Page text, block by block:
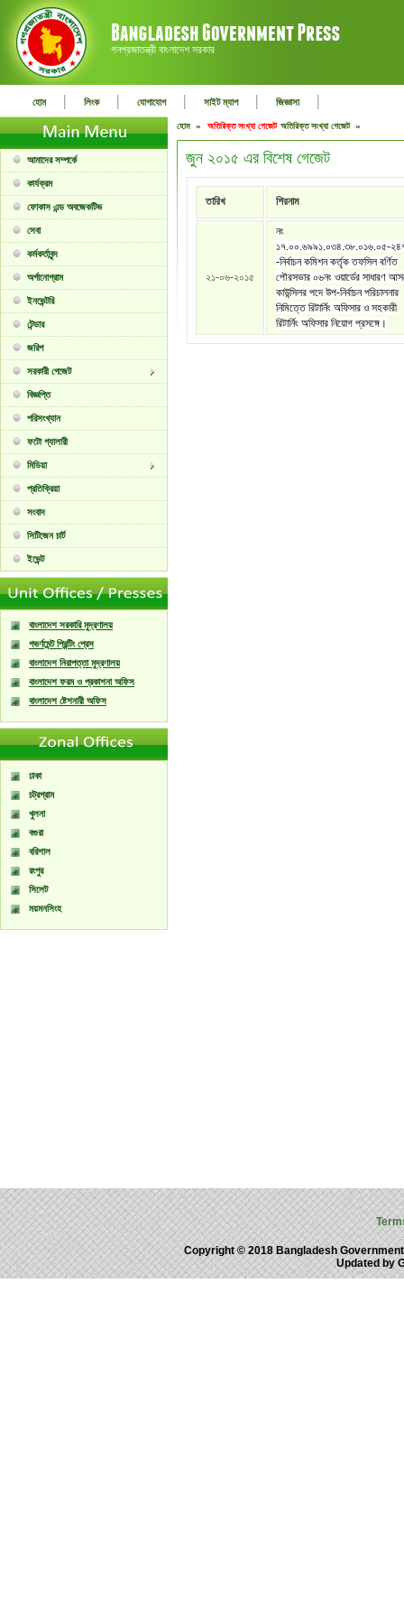
গনপ্রজাতন্ত্রী বাংলাদেশ সরকার
হোম | লিংক | যোগাযোগ | সাইট ম্যাপ | জিজ্ঞাসা |
আমাদের সম্পর্কে
কার্যক্রম
ফোকাস এন্ড অবজেকটিভ
সেবা
কর্মকর্তাবৃন্দ
অর্গানোগ্রাম
ইনভেন্টরি
টেন্ডার
জরিপ
সরকারী গেজেট
বিজ্ঞপ্তি
পরিসংখ্যান
ফটো গ্যালারী
মিডিয়া
প্রতিক্রিয়া
সংবাদ
সিটিজেন চার্ট
ইভেন্ট
বাংলাদেশ সরকারি মুদ্রণালয়
গভর্ণমেন্ট প্রিন্টিং প্রেস
বাংলাদেশ নিরাপত্তা মুদ্রণালয়
বাংলাদেশ ফরম ও প্রকাশনা অফিস
বাংলাদেশ ষ্টেশনারী অফিস
ঢাকা
চট্রগ্রাম
খুলনা
বগুরা
বরিশাল
রংপুর
সিলেট
ময়মনসিংহ
হোম » অতিরিক্ত সংখ্যা গেজেট অতিরিক্ত সংখ্যা গেজেট »
জুন ২০১৫ এর বিশেষ গেজেট
তারিখ শিরনাম
২১-০৬-২০১৫
নং
১৭.০০.৬৯৯১.০৩৪.৩৮.০১৬.০৫-
-নির্বাচন কমিশন কর্তৃক তফসিল বর্ণিত
পৌরসভার ০৬নং ওয়ার্ডের সাধারণ
কাউন্সিলর পদে উপ-নির্বাচন পরিচালনার
নিমিত্তে রিটার্নিং অফিসার ও সহকারী
রিটার্নিং অফিসার নিয়োগ প্রসঙ্গে।
Copyright © 2018 Bangladesh
Updated by